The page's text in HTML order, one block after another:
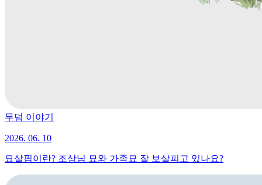
무덤 이야기
2026. 06. 10
묘살핌이란? 조상님 묘와 가족묘 잘 보살피고 있나요?